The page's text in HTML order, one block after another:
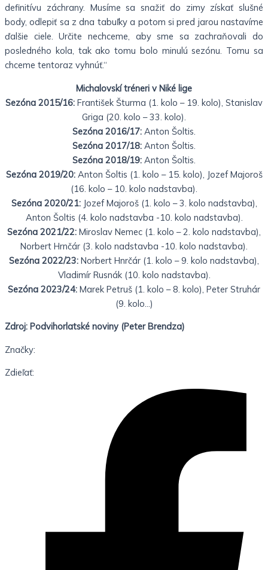
definitívu záchrany. Musíme sa snažiť do zimy získať slušné
body, odlepiť sa z dna tabuľky a potom si pred jarou nastavíme
ďalšie ciele. Určite nechceme, aby sme sa zachraňovali do
posledného kola, tak ako tomu bolo minulú sezónu. Tomu sa
chceme tentoraz vyhnúť.“
Michalovskí tréneri v Niké lige
Sezóna 2015/16: František Šturma (1. kolo – 19. kolo), Stanislav
Griga (20. kolo – 33. kolo).
Sezóna 2016/17: Anton Šoltis.
Sezóna 2017/18: Anton Šoltis.
Sezóna 2018/19: Anton Šoltis.
Sezóna 2019/20:Anton Šoltis (1. kolo – 15. kolo), Jozef Majoroš
(16. kolo – 10. kolo nadstavba).
Sezóna 2020/21:Jozef Majoroš (1. kolo – 3. kolo nadstavba),
Anton Šoltis (4. kolo nadstavba -10. kolo nadstavba).
Sezóna 2021/22: Miroslav Nemec (1. kolo – 2. kolo nadstavba),
Norbert Hrnčár (3. kolo nadstavba -10. kolo nadstavba).
Sezóna 2022/23: Norbert Hnrčár (1. kolo – 9. kolo nadstavba),
Vladimír Rusnák (10. kolo nadstavba).
Sezóna 2023/24: Marek Petruš (1. kolo – 8. kolo), Peter Struhár
(9. kolo…)
Zdroj: Podvihorlatské noviny (Peter Brendza)
Značky:
Zdieľať: